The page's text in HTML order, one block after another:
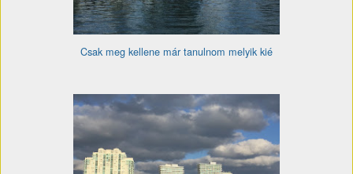
Csak meg kellene már tanulnom melyik kié